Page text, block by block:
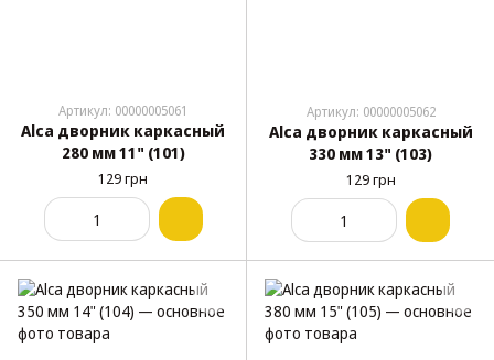
Артикул: 00000005061
Alca дворник каркасный
280 мм 11" (101)
129 грн
Артикул: 00000005062
Alca дворник каркасный
330 мм 13" (103)
129 грн